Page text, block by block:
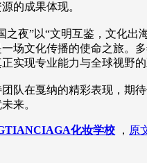
的成果体现。
之夜”以“文明互鉴，文化
场文化传播的使命之旅。
实现专业能力与全球视野的
队在戛纳的精彩表现，期
来。
化妆学校 ， 原